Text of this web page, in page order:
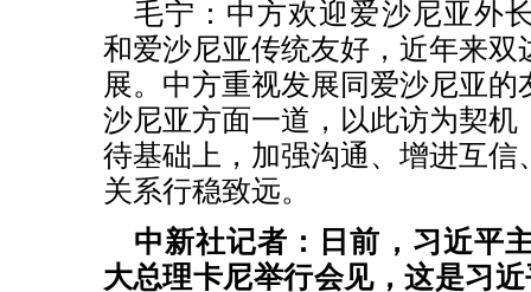
毛宁：中方欢迎爱沙尼亚外
和爱沙尼亚传统友好，近年来双
展。中方重视发展同爱沙尼亚
沙尼亚方面一道，以此访为契机
待基础上，加强沟通、增进互信
关系行稳致远。
中新社记者：日前，习近平
大总理卡尼举行会见，这是习